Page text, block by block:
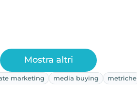
marketing media buying metriche
Mostra altri